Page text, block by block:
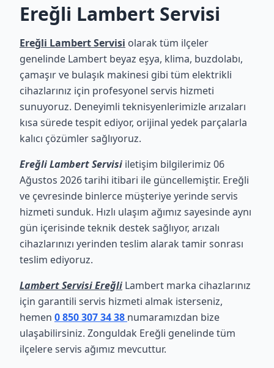
Ereğli Lambert Servisi
Ereğli Lambert Servisi olarak tüm ilçeler
genelinde Lambert beyaz eşya, klima, buzdolabı,
çamaşır ve bulaşık makinesi gibi tüm elektrikli
cihazlarınız için profesyonel servis hizmeti
sunuyoruz. Deneyimli teknisyenlerimizle arızaları
kısa sürede tespit ediyor, orijinal yedek parçalarla
kalıcı çözümler sağlıyoruz.
Ereğli Lambert Servisi iletişim bilgilerimiz 06
Ağustos 2026 tarihi itibari ile güncellemiştir. Ereğli
ve çevresinde binlerce müşteriye yerinde servis
hizmeti sunduk. Hızlı ulaşım ağımız sayesinde aynı
gün içerisinde teknik destek sağlıyor, arızalı
cihazlarınızı yerinden teslim alarak tamir sonrası
teslim ediyoruz.
Lambert Servisi Ereğli Lambert marka cihazlarınız
için garantili servis hizmeti almak isterseniz,
hemen 0 850 307 34 38 numaramızdan bize
ulaşabilirsiniz. Zonguldak Ereğli genelinde tüm
ilçelere servis ağımız mevcuttur.